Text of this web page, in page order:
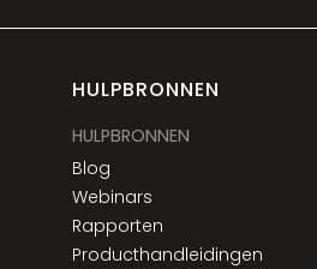
HULPBRONNEN
HULPBRONNEN
Blog
Webinars
Rapporten
Producthandleidingen